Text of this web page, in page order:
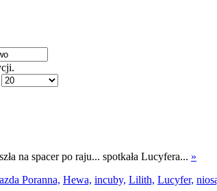
na spacer po raju... spotkała Lucyfera... »
Poranna, Hewa, incuby, Lilith, Lucyfer,